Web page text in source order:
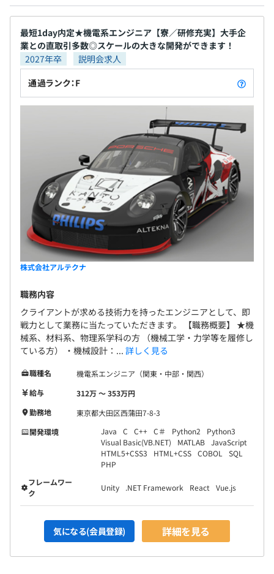
雇用関係なし
試用期間あり：3カ月
前年度の月平均所定外労働時間の実績
13.8時間
前年度の有給休暇の平均取得日数
15.2日
前事業年度の育児休業取得者数／出産者数
男性4人/5人
役員及び管理的地位にある者に占める女性の割合
最短1day内定★機電系エンジニア【寮／研修充実】大手企
業との直取引多数◎スケールの大きな開発ができます！
2027年卒
説明会求人
通過ランク：F
株式会社アルテクナ
職務内容
クライアントが求める技術力を持ったエンジニアとして、即
戦力として業務に当たっていただきます。 【職務概要】 ★機
械系、材料系、物理系学科の方 （機械工学・力学等を履修し
ている方） ・機械設計：... 詳しく見る
職種名
機電系エンジニア（関東・中部・関西）
給与
312万 〜 353万円
勤務地
東京都大田区西蒲田7-8-3
開発環境
Java C C++ C＃ Python2
Python3
Visual Basic(VB.NET)
MATLAB JavaScript
HTML5+CSS3
HTML+CSS COBOL
SQL
PHP
フレームワー
ク
Unity .NET Framework React Vue.js
気になる(会員登録) 詳細を見る